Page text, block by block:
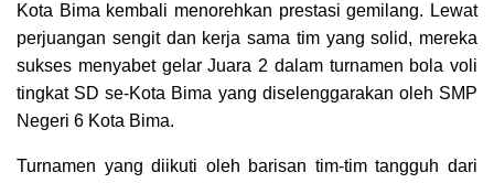
Kota Bima kembali menorehkan prestasi gemilang. Lewat
perjuangan sengit dan kerja sama tim yang solid, mereka
sukses menyabet gelar Juara 2 dalam turnamen bola voli
tingkat SD se-Kota Bima yang diselenggarakan oleh SMP
Negeri 6 Kota Bima.
Turnamen yang diikuti oleh barisan tim-tim tangguh dari